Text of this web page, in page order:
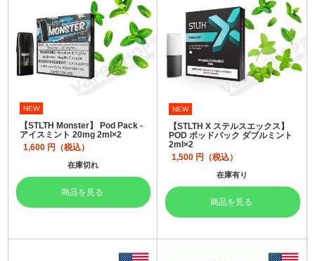
NEW
【STLTH Monster】 Pod Pack -
アイスミント 20mg 2ml×2
1,600 円（税込）
在庫切れ
商品を見る
NEW
【STLTH X ステルスエックス】
POD ポッドパック ダブルミント
2ml×2
1,500 円（税込）
在庫有り
商品を見る